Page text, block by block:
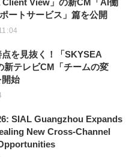
ートサービス」篇を公開
を見抜く！「SKYSEA
テレビCM「チームの変
始
SIAL Guangzhou Expands
New Cross-Channel